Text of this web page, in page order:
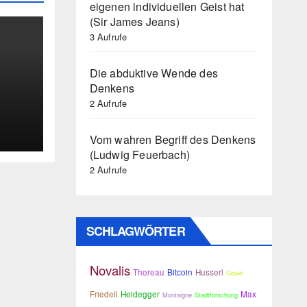
eigenen individuellen Geist hat
(Sir James Jeans)
3 Aufrufe
Die abduktive Wende des
Denkens
2 Aufrufe
Vom wahren Begriff des Denkens
(Ludwig Feuerbach)
2 Aufrufe
SCHLAGWÖRTER
Novalis Thoreau Bitcoin Husserl Gould
Friedell Heidegger Montaigne Stadtforschung Max